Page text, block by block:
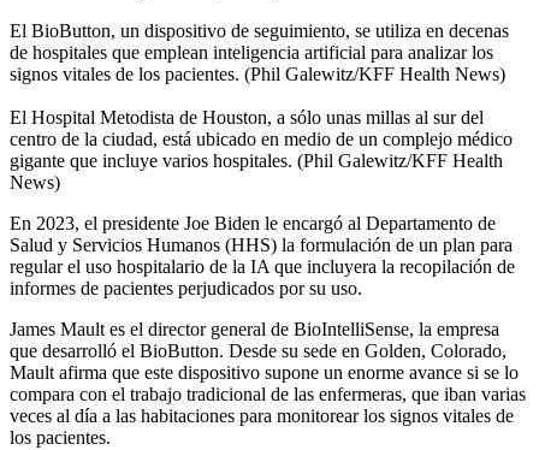
El BioButton, un dispositivo de seguimiento, se utiliza en decenas
de hospitales que emplean inteligencia artificial para analizar los
signos vitales de los pacientes. (Phil Galewitz/KFF Health News)
El Hospital Metodista de Houston, a sólo unas millas al sur del
centro de la ciudad, está ubicado en medio de un complejo médico
gigante que incluye varios hospitales. (Phil Galewitz/KFF Health
News)
En 2023, el presidente Joe Biden le encargó al Departamento de
Salud y Servicios Humanos (HHS) la formulación de un plan para
regular el uso hospitalario de la IA que incluyera la recopilación de
informes de pacientes perjudicados por su uso.
James Mault es el director general de BioIntelliSense, la empresa
que desarrolló el BioButton. Desde su sede en Golden, Colorado,
Mault afirma que este dispositivo supone un enorme avance si se lo
compara con el trabajo tradicional de las enfermeras, que iban varias
veces al día a las habitaciones para monitorear los signos vitales de
los pacientes.